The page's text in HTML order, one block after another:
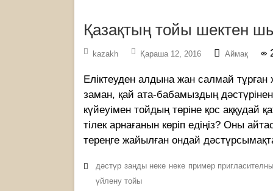
Қазақтың тойы шектен
kazakh Қараша 12, 2016 Аймақ
Еліктеуден алдына жан салмай
заман, қай ата-бабамыздың
күйеуімен тойдың төріне қос аққудай
тілек арнағанын көріп едіңіз? Оны
тереңге жайылған ондай
дәстүр заңды неке неке пример
үйлену тойы